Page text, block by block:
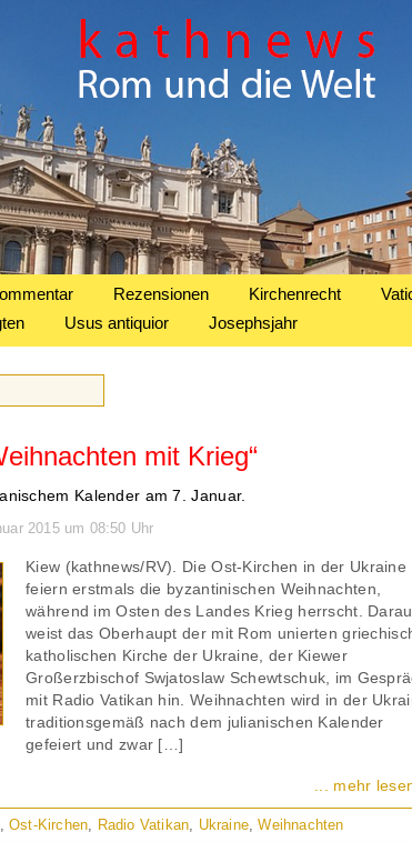
Rezensionen Kirchenrecht
Usus antiquior Josephsjahr
mit Krieg“
Kalender am 7. Januar.
2015 um 08:50 Uhr
Kiew (kathnews/RV). Die Ost-Kirchen in der Ukraine
feiern erstmals die byzantinischen Weihnachten,
während im Osten des Landes Krieg herrscht.
weist das Oberhaupt der mit Rom unierten
katholischen Kirche der Ukraine, der Kiewer
Großerzbischof Swjatoslaw Schewtschuk, im
mit Radio Vatikan hin. Weihnachten wird in der
traditionsgemäß nach dem julianischen Kalender
gefeiert und zwar […]
... mehr
,Ost-Kirchen, Radio Vatikan, Ukraine,Weihnachten